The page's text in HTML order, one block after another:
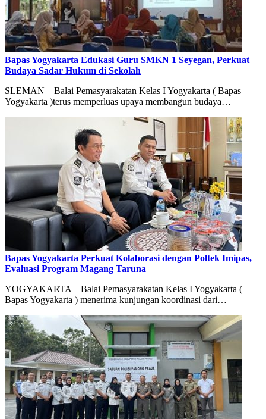
Bapas Yogyakarta Edukasi Guru SMKN 1 Seyegan, Perkuat
Budaya Sadar Hukum di Sekolah
SLEMAN – Balai Pemasyarakatan Kelas I Yogyakarta ( Bapas
Yogyakarta )terus memperluas upaya membangun budaya…
Bapas Yogyakarta Perkuat Kolaborasi dengan Poltek Imipas,
Evaluasi Program Magang Taruna
YOGYAKARTA – Balai Pemasyarakatan Kelas I Yogyakarta (
Bapas Yogyakarta ) menerima kunjungan koordinasi dari…